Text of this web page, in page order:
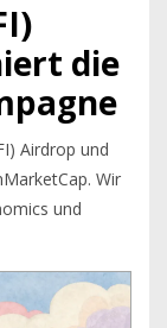
die
Airdrop und
Wir
und